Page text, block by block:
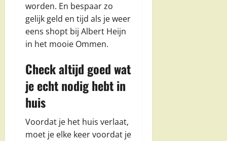
worden. En bespaar zo
gelijk geld en tijd als je weer
eens shopt bij Albert Heijn
in het mooie Ommen.
Check altijd goed wat
je echt nodig hebt in
huis
Voordat je het huis verlaat,
moet je elke keer voordat je